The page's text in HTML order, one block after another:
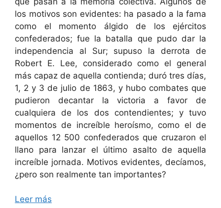
los motivos son evidentes: ha pasado a la fama
como el momento álgido de los ejércitos
confederados; fue la batalla que pudo dar la
independencia al Sur; supuso la derrota de
Robert E. Lee, considerado como el general
más capaz de aquella contienda; duró tres días,
1, 2 y 3 de julio de 1863, y hubo combates que
pudieron decantar la victoria a favor de
cualquiera de los dos contendientes; y tuvo
momentos de increíble heroísmo, como el de
aquellos 12 500 confederados que cruzaron el
llano para lanzar el último asalto de aquella
increíble jornada. Motivos evidentes, decíamos,
¿pero son realmente tan importantes?
Leer más